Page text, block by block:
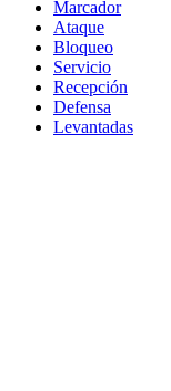
Marcador
Ataque
Bloqueo
Servicio
Recepción
Defensa
Levantadas